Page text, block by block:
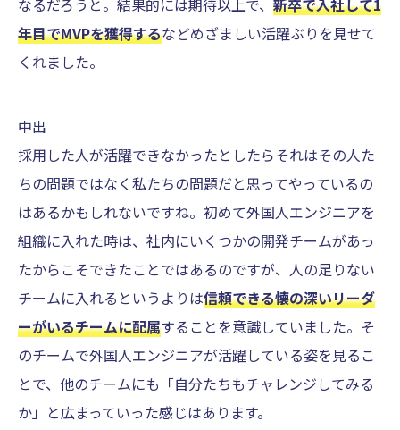
なるだろうと。結果的には期待以上で、 新卒で入社して1
年目でMVPを獲得するなどめざましい活躍ぶりを見せて
くれました。
中出
採用した人が活躍できなかったとしたらそれはその人た
ちの問題ではなく私たちの問題だと思ってやっているの
はあるかもしれないですね。初めて外国人エンジニアを
組織に入れた時は、社内にいくつかの開発チームがあっ
たからこそできたことではあるのですが、人の足りない
チームに入れるというよりは信頼できる懐の深いリーダ
ーがいるチームに配属することを意識していました。そ
のチームで外国人エンジニアが活躍している姿を見るこ
とで、他のチームにも「自分たちもチャレンジしてみる
か」と広まっていった感じはあります。